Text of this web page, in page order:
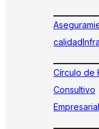
calidad
Círculo de
Consultivo
Empresarial